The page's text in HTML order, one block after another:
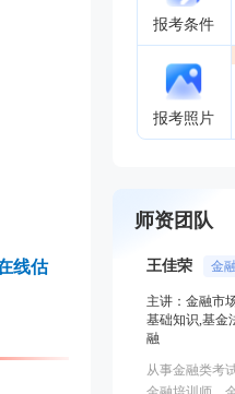
线估
报考条件
报考照片
师资团队
免费听